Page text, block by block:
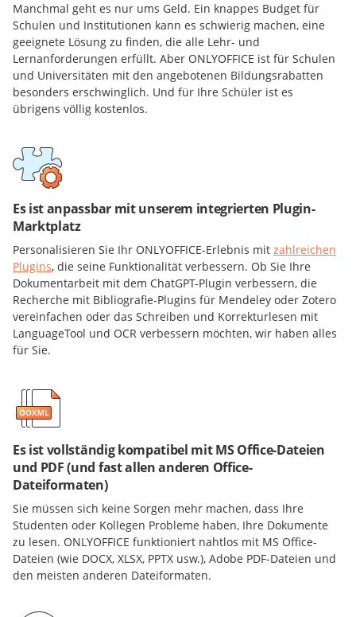
Manchmal geht es nur ums Geld. Ein knappes Budget für
Schulen und Institutionen kann es schwierig machen, eine
geeignete Lösung zu finden, die alle Lehr- und
Lernanforderungen erfüllt. Aber ONLYOFFICE ist für Schulen
und Universitäten mit den angebotenen Bildungsrabatten
besonders erschwinglich. Und für Ihre Schüler ist es
übrigens völlig kostenlos.
Es ist anpassbar mit unserem integrierten Plugin-
Marktplatz
Personalisieren Sie Ihr ONLYOFFICE-Erlebnis mit zahlreichen
Plugins, die seine Funktionalität verbessern. Ob Sie Ihre
Dokumentarbeit mit dem ChatGPT-Plugin verbessern, die
Recherche mit Bibliografie-Plugins für Mendeley oder Zotero
vereinfachen oder das Schreiben und Korrekturlesen mit
LanguageTool und OCR verbessern möchten, wir haben alles
für Sie.
Es ist vollständig kompatibel mit MS Office-Dateien
und PDF (und fast allen anderen Office-
Dateiformaten)
Sie müssen sich keine Sorgen mehr machen, dass Ihre
Studenten oder Kollegen Probleme haben, Ihre Dokumente
zu lesen. ONLYOFFICE funktioniert nahtlos mit MS Office-
Dateien (wie DOCX, XLSX, PPTX usw.), Adobe PDF-Dateien und
den meisten anderen Dateiformaten.